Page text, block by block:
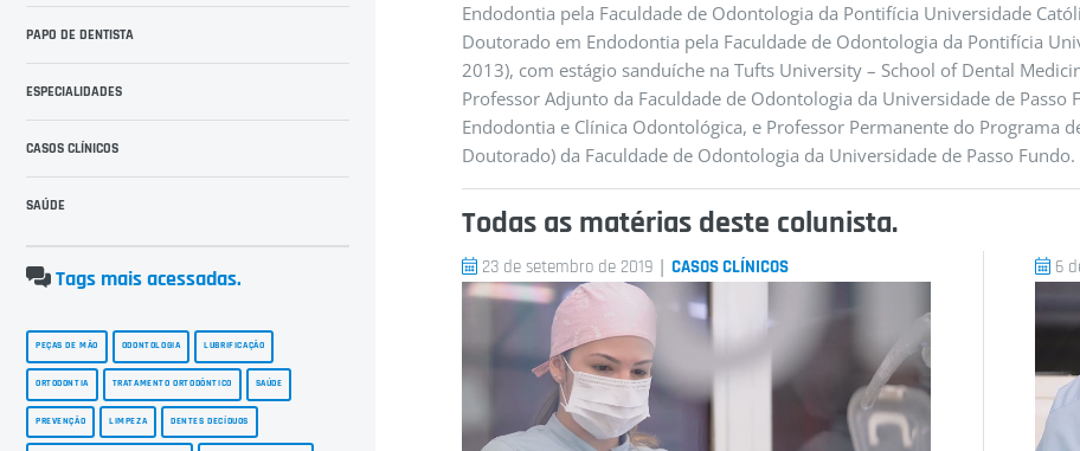
Casos
Endodontia pela Faculdade de Odontologia da Pontifícia Universidade
Doutorado em Endodontia pela Faculdade de Odontologia da Pontifícia
2013), com estágio sanduíche na Tufts University – School of Dental
Professor Adjunto da Faculdade de Odontologia da Universidade de
Endodontia e Clínica Odontológica, e Professor Permanente do Programa
Doutorado) da Faculdade de Odontologia da Universidade de Passo Fundo.
Todas as matérias deste colunista.
23 de setembro de 2019| CASOS CLÍNICOS 6
PAPO DE DENTISTA
ESPECIALIDADES
CASOS CLÍNICOS
SAÚDE
Tags mais acessadas.
PEÇAS DE MÃO ODONTOLOGIA LUBRIFICAÇÃO
ORTODONTIA TRATAMENTO ORTODÔNTICO SAÚDE
PREVENÇÃO LIMPEZA DENTES DECÍDUOS